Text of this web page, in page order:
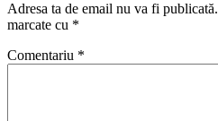
Adresa ta de email nu va fi publicată.
marcate cu *
Comentariu *